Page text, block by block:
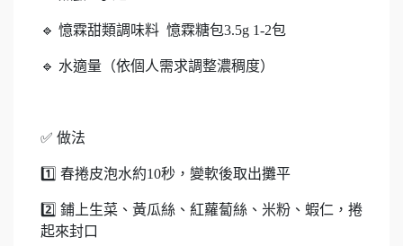
🔹 憶霖甜類調味料 ​ 憶霖糖包3.5g 1-2包
🔹 水適量（依個人需求調整濃稠度）
✅ 做法
1️⃣ 春捲皮泡水約10秒，變軟後取出攤平
2️⃣ 鋪上生菜、黃瓜絲、紅蘿蔔絲、米粉、蝦仁，捲
起來封口